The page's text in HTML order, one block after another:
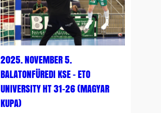
2025. NOVEMBER 5.
BALATONFÜREDI KSE – ETO
UNIVERSITY HT 31-26 (MAGYAR
KUPA)